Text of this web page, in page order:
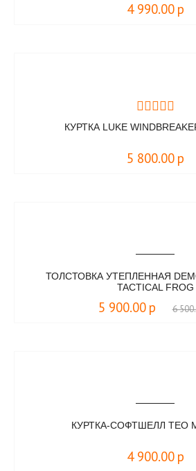
4 990.00 р
КУРТКА LUKE
5 800.00 р
ТОЛСТОВКА УТЕПЛЕННАЯ
TACTICAL FROG
5 900.00 р 6
КУРТКА-СОФТШЕЛЛ TEO
4 900.00 р